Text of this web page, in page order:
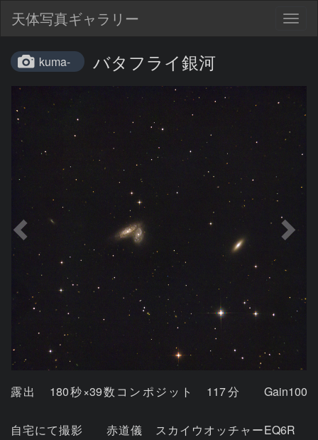
天体写真ギャラリー
kuma- バタフライ銀河
露出　180秒×39数コンポジット　117分	Gain100
自宅にて撮影	赤道儀　スカイウオッチャーEQ6R